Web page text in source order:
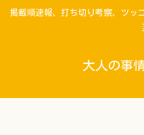
掲載順速報、打ち切り考察、ツッ
大人の事